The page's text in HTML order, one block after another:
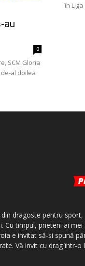
au
0
SCM Gloria
al doilea
în Liga
dragoste pentru
Cu timpul, prieteni ai
e invitat să-şi spună
Vă invit cu drag într-